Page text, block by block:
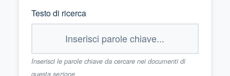
Testo di ricerca
Inserisci le parole chiave da cercare nei documenti di
questa sezione